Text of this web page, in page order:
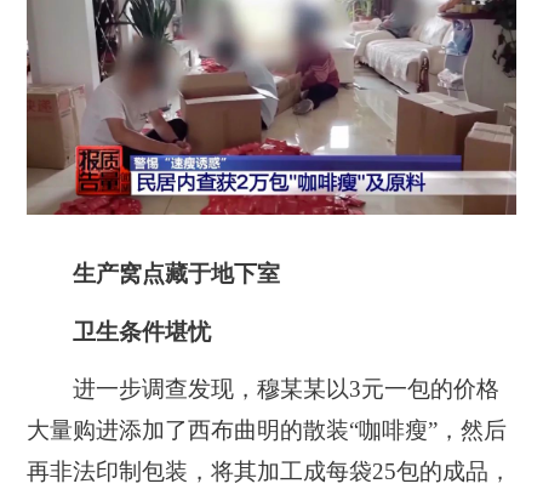
生产窝点藏于地下室
卫生条件堪忧
进一步调查发现，穆某某以3元一包的价格
大量购进添加了西布曲明的散装“咖啡瘦”，然后
再非法印制包装，将其加工成每袋25包的成品，